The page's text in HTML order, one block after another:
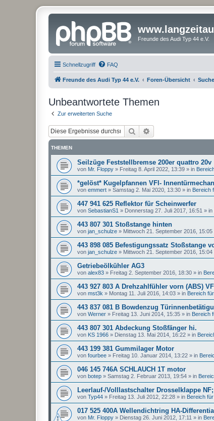
Freunde des Audi Typ 44 e.V.
Schnellzugriff FAQ
Freunde des Audi Typ 44 e.V. Foren-Übersicht Suche
Unbeantwortete Themen
Zur erweiterten Suche
Suche
THEMEN
Seilzüge Feststellbremse 200er quattro 20v
von Mr. Floppy » Freitag 8. April 2022, 13:39 » in
*gelöst* Kugelpfannen VFl-
von emmert » Samstag 2. Mai 2020, 13:30 » in Bereich
447 941 625 Reflektor für Scheinwerfer
von SebastianS1 » Donnerstag 27. Juli 2017, 16:51 » in
443 807 301 Stoßstange hinten
von jan_schulze » Mittwoch 21. September 2016, 15:05
443 898 085 Befestigungssatz Stoßstange
von jan_schulze » Mittwoch 21. September 2016, 15:04
Getriebeölkühler AG3
von alex83 » Freitag 2. September 2016, 18:30 » in
443 927 803 A Drehzahlfühler vorn (ABS)
von mst3k » Montag 11. Juli 2016, 14:03 » in Bereich
443 837 081 B Bowdenzug
von Werner » Freitag 13. Juni 2014, 15:35 » in Bereich
443 807 301 Abdeckung Stoßfänger hi.
von KS 1966 » Dienstag 13. Mai 2014, 16:22 » in
443 199 381 Gummilager Motor
von fourbee » Freitag 10. Januar 2014, 13:22 » in
046 145 746A SCHLAUCH 1T motor
von botep » Samstag 2. Februar 2013, 19:54 » in
Leerlauf-/Volllastschalter Drosselklappe
von Typ44 » Freitag 13. Juli 2012, 22:28 » in Bereich
017 525 400A Wellendichtring HA-
von Mr. Floppy » Dienstag 26. Juni 2012, 17:11 » in